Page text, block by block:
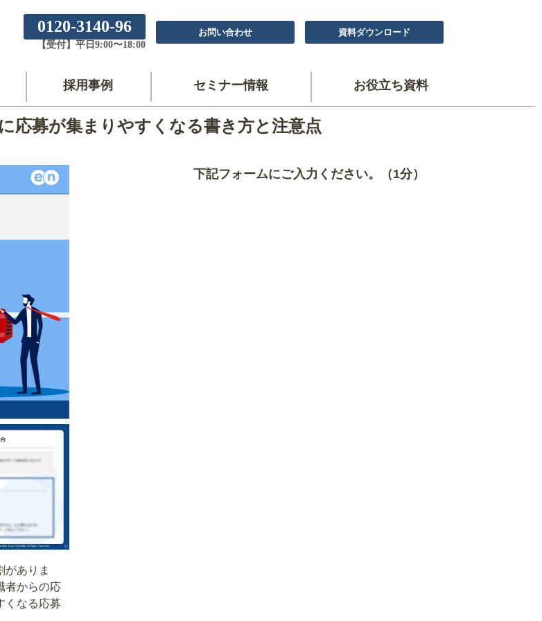
0120-3140-96
【受付】平日9:00〜18:00
お問い合わせ 資料ダウンロード
採用事例 セミナー情報 お役立ち資料
応募が集まりやすくなる書き方と注意点
がありま
者からの応
くなる応募
下記フォームにご入力ください。（1分）